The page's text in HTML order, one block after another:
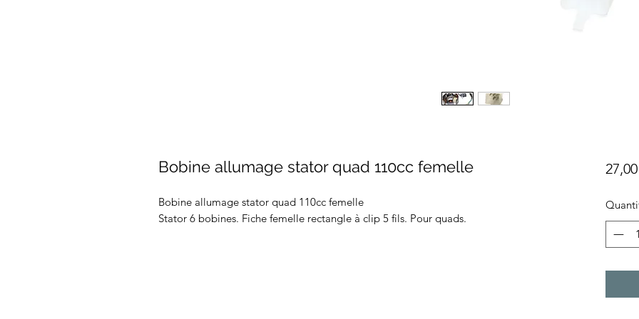
Bobine allumage stator quad 110cc femelle
Bobine allumage stator quad 110cc femelle
Stator 6 bobines. Fiche femelle rectangle à clip 5 fils. Pour quads.